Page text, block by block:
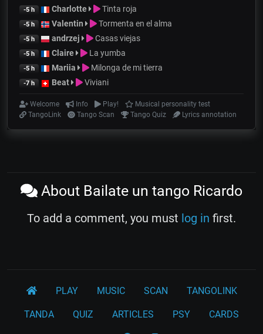
-5 h Charlotte Tinta roja
-5 h Valentin Tormenta en el alma
-5 h andrzej Casas viejas
-5 h Claire La yumba
-5 h Mariia Milonga de mi tierra
-7 h Beat Viviani
Welcome Info Play!
Musical personality test
TangoLink
Tango Scan Tango Quiz Lyrics annotation
About Bailate un tango Ricardo
To add a comment, you must log in first.
PLAY MUSIC SCAN TANGOLINK
TANDA QUIZ ARTICLES PSY CARDS